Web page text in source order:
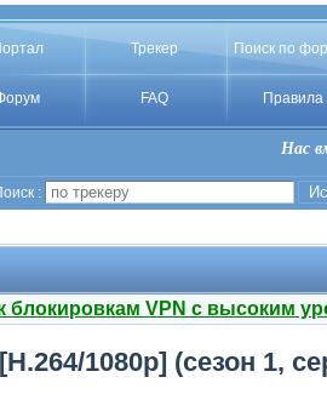
Трекер Поиск по
FAQ Правила
Нас
:
блокировкам VPN с высоким
1080p] (сезон 1,